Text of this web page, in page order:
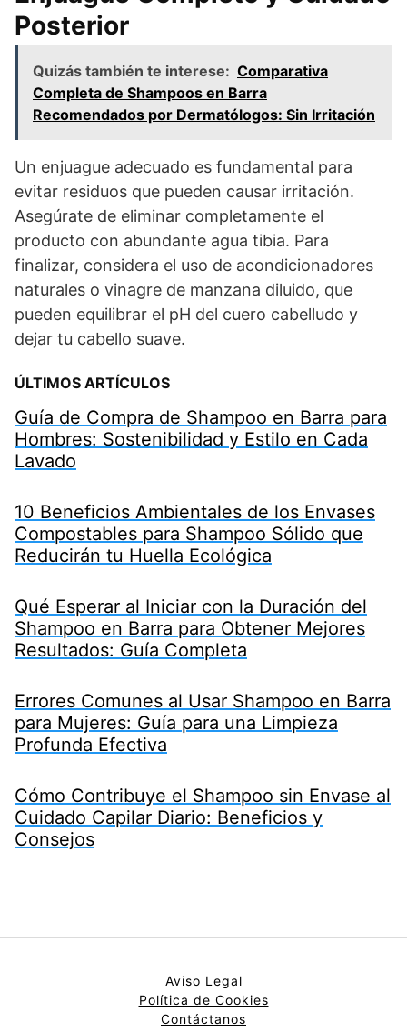
Posterior
Quizás también te interese: Comparativa
Completa de Shampoos en Barra
Recomendados por Dermatólogos: Sin Irritación
Un enjuague adecuado es fundamental para
evitar residuos que pueden causar irritación.
Asegúrate de eliminar completamente el
producto con abundante agua tibia. Para
finalizar, considera el uso de acondicionadores
naturales o vinagre de manzana diluido, que
pueden equilibrar el pH del cuero cabelludo y
dejar tu cabello suave.
ÚLTIMOS ARTÍCULOS
Guía de Compra de Shampoo en Barra para
Hombres: Sostenibilidad y Estilo en Cada
Lavado
10 Beneficios Ambientales de los Envases
Compostables para Shampoo Sólido que
Reducirán tu Huella Ecológica
Qué Esperar al Iniciar con la Duración del
Shampoo en Barra para Obtener Mejores
Resultados: Guía Completa
Errores Comunes al Usar Shampoo en Barra
para Mujeres: Guía para una Limpieza
Profunda Efectiva
Cómo Contribuye el Shampoo sin Envase al
Cuidado Capilar Diario: Beneficios y
Consejos
Aviso Legal
Política de Cookies
Contáctanos